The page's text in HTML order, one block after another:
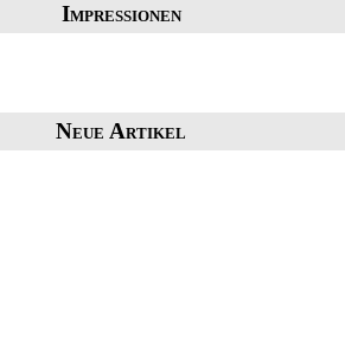
Impressionen
Neue Artikel